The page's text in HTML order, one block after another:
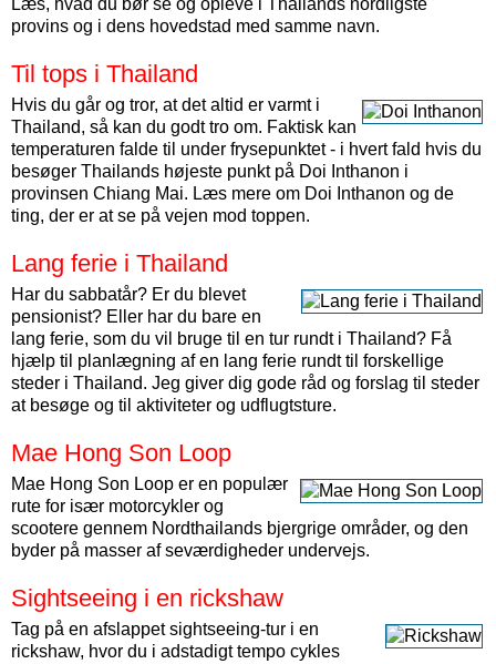
Læs, hvad du bør se og opleve i Thailands nordligste
provins og i dens hovedstad med samme navn.
Til tops i Thailand
Hvis du går og tror, at det altid er varmt i
Thailand, så kan du godt tro om. Faktisk kan
temperaturen falde til under frysepunktet - i hvert fald hvis du
besøger Thailands højeste punkt på Doi Inthanon i
provinsen Chiang Mai. Læs mere om Doi Inthanon og de
ting, der er at se på vejen mod toppen.
Lang ferie i Thailand
Har du sabbatår? Er du blevet
pensionist? Eller har du bare en
lang ferie, som du vil bruge til en tur rundt i Thailand? Få
hjælp til planlægning af en lang ferie rundt til forskellige
steder i Thailand. Jeg giver dig gode råd og forslag til steder
at besøge og til aktiviteter og udflugtsture.
Mae Hong Son Loop
Mae Hong Son Loop er en populær
rute for især motorcykler og
scootere gennem Nordthailands bjergrige områder, og den
byder på masser af seværdigheder undervejs.
Sightseeing i en rickshaw
Tag på en afslappet sightseeing-tur i en
rickshaw, hvor du i adstadigt tempo cykles